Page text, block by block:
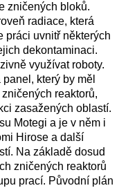
zničených bloků.
radiace, která
práci uvnitř některých
dekontaminaci.
využívat roboty.
který by měl
reaktorů,
zasažených oblastí.
Motegi a je v něm i
Hirose a další
Na základě dosud
zničených reaktorů
prací. Původní plán